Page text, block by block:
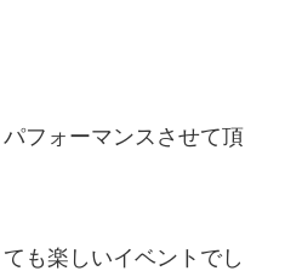
フォーマンスさせて頂
も楽しいイベントでし